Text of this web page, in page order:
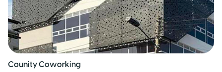
Counity Coworking